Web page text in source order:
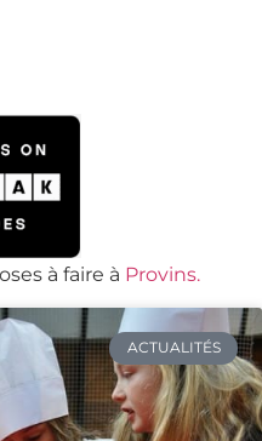
à faire à Provins.
ACTUALITÉS